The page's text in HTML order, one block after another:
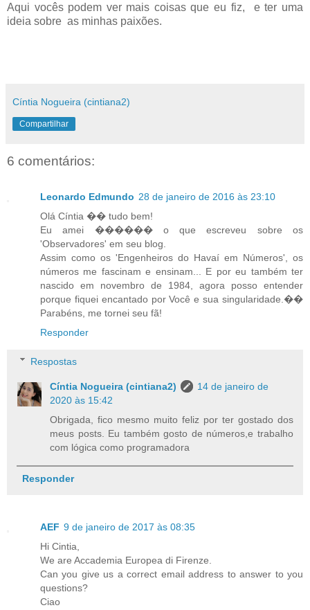
Aqui vocês podem ver mais coisas que eu fiz, e ter uma
ideia sobre as minhas paixões.
Cíntia Nogueira (cintiana2)
Compartilhar
6 comentários:
Leonardo Edmundo 28 de janeiro de 2016 às 23:10
Olá Cíntia �� tudo bem!
Eu amei ������ o que escreveu sobre os
'Observadores' em seu blog.
Assim como os 'Engenheiros do Havaí em Números', os
números me fascinam e ensinam... E por eu também ter
nascido em novembro de 1984, agora posso entender
porque fiquei encantado por Você e sua singularidade.��
Parabéns, me tornei seu fã!
Responder
Respostas
Cíntia Nogueira (cintiana2)
14 de janeiro de
2020 às 15:42
Obrigada, fico mesmo muito feliz por ter gostado dos
meus posts. Eu também gosto de números,e trabalho
com lógica como programadora
Responder
AEF 9 de janeiro de 2017 às 08:35
Hi Cintia,
We are Accademia Europea di Firenze.
Can you give us a correct email address to answer to you
questions?
Ciao